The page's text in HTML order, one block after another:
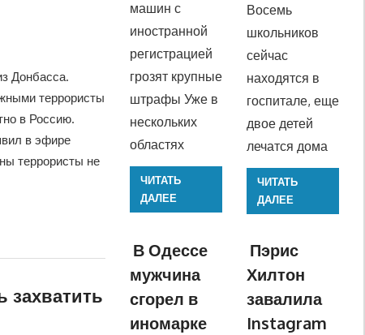
Донбасса.
террористы
в Россию.
в эфире
террористы не
захватить
машин с
иностранной
регистрацией
грозят крупные
штрафы Уже в
нескольких
областях
ЧИТАТЬ
ДАЛЕЕ
Восемь
школьников
сейчас
находятся в
госпитале, еще
двое детей
лечатся дома
ЧИТАТЬ
ДАЛЕЕ
В Одессе
мужчина
сгорел в
иномарке
Пэрис
Хилтон
завалила
Instagram